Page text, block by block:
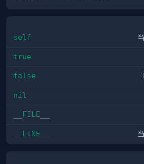
self
true
false
nil
__FILE__
__LINE__